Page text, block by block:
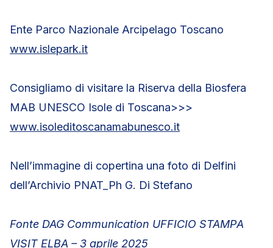
Ente Parco Nazionale Arcipelago Toscano
www.islepark.it
Consigliamo di visitare la Riserva della Biosfera
MAB UNESCO Isole di Toscana>>>
www.isoleditoscanamabunesco.it
Nell’immagine di copertina una foto di Delfini
dell’Archivio PNAT_Ph G. Di Stefano
Fonte DAG Communication UFFICIO STAMPA
VISIT ELBA – 3 aprile 2025